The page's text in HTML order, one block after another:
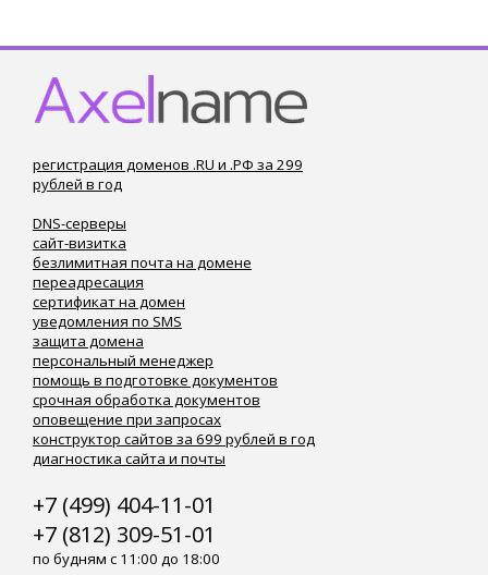
регистрация доменов .RU и .РФ за 299
рублей в год
DNS-серверы
сайт-визитка
безлимитная почта на домене
переадресация
сертификат на домен
уведомления по SMS
защита домена
персональный менеджер
помощь в подготовке документов
срочная обработка документов
оповещение при запросах
конструктор сайтов за 699 рублей в год
диагностика сайта и почты
+7 (499) 404-11-01
+7 (812) 309-51-01
по будням с 11:00 до 18:00